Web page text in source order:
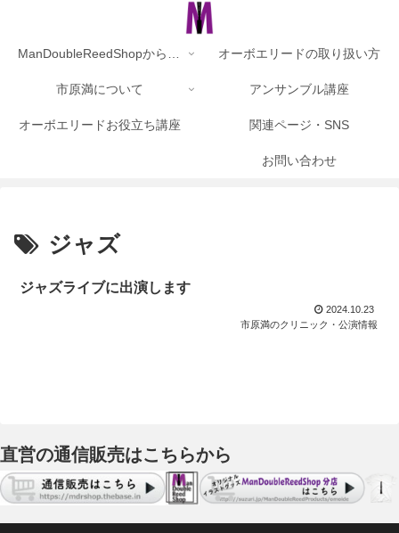
オーボエリードの取り扱い方
市原満について アンサンブル講座
オーボエリードお役立ち講座 関連ページ・SNS
お問い合わせ
ジャズ
ジャズライブに出演します
2024.10.23
市原満のクリニック・公演情報
直営の通信販売はこちらから